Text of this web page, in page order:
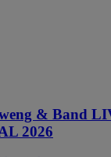
& Band
2026